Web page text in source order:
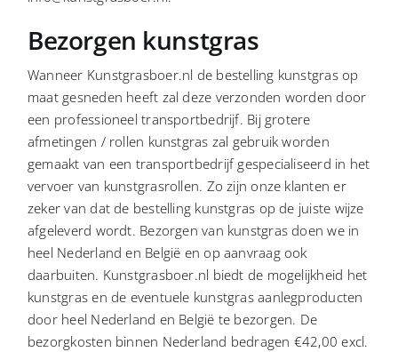
Bezorgen kunstgras
Wanneer Kunstgrasboer.nl de bestelling kunstgras op
maat gesneden heeft zal deze verzonden worden door
een professioneel transportbedrijf. Bij grotere
afmetingen / rollen kunstgras zal gebruik worden
gemaakt van een transportbedrijf gespecialiseerd in het
vervoer van kunstgrasrollen. Zo zijn onze klanten er
zeker van dat de bestelling kunstgras op de juiste wijze
afgeleverd wordt. Bezorgen van kunstgras doen we in
heel Nederland en België en op aanvraag ook
daarbuiten. Kunstgrasboer.nl biedt de mogelijkheid het
kunstgras en de eventuele kunstgras aanlegproducten
door heel Nederland en België te bezorgen. De
bezorgkosten binnen Nederland bedragen €42,00 excl.